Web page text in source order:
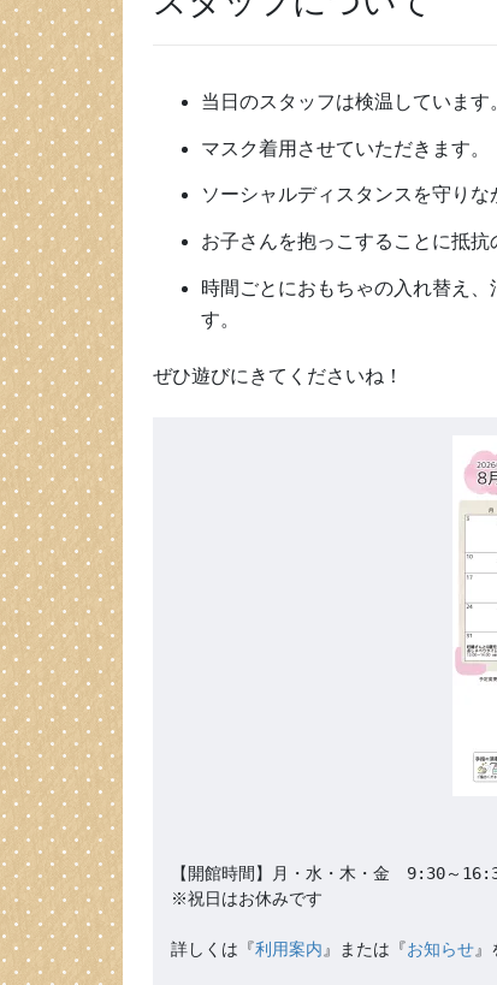
当日のスタッフは検温しています
マスク着用させていただきます。
ソーシャルディスタンスを守りな
お子さんを抱っこすることに抵抗
時間ごとにおもちゃの入れ替え
す。
ぜひ遊びにきてくださいね！
【開館時間】月・水・木・金　9:30～
※祝日はお休みです
詳しくは『利用案内』または『お知らせ』